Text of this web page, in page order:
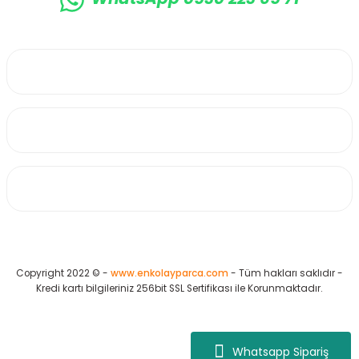
Whatsapp Sipariş
Copyright 2022 © - www.enkolayparca.com - Tüm hakları saklıdır -
Kredi kartı bilgileriniz 256bit SSL Sertifikası ile Korunmaktadır.